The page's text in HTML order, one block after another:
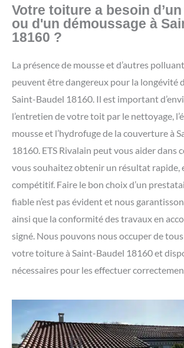
Votre toiture a besoin
ou d'un démoussage à
18160 ?
La présence de mousse et d’autres
peuvent être dangereux pour la longévité
Saint-Baudel 18160. Il est important
l’entretien de votre toit par le nettoyage,
mousse et l’hydrofuge de la couverture à
18160. ETS Rivalain peut vous aider dans
vous souhaitez obtenir un résultat rapide,
compétitif. Faire le bon choix d’un
fiable n’est pas évident et nous
ainsi que la conformité des travaux en
signé. Nous pouvons nous occuper de
votre toiture à Saint-Baudel 18160 et
nécessaires pour les effectuer